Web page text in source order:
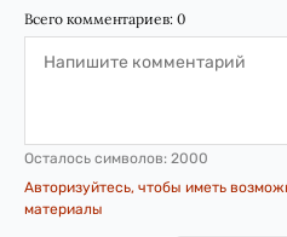
Всего комментариев: 0
Осталось символов: 2000
Авторизуйтесь, чтобы иметь
материалы